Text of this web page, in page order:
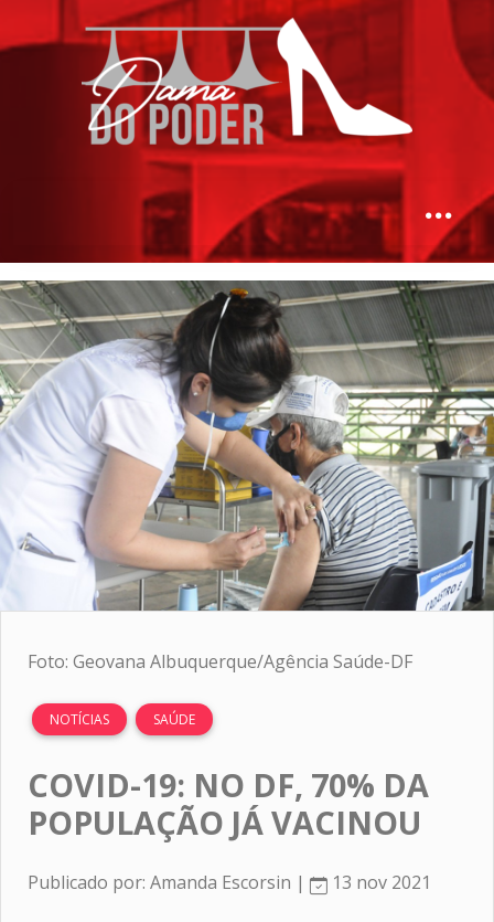
Foto: Geovana Albuquerque/Agência Saúde-DF
NOTÍCIAS SAÚDE
COVID-19: NO DF, 70% DA
POPULAÇÃO JÁ VACINOU
Publicado por: Amanda Escorsin | 13 nov 2021